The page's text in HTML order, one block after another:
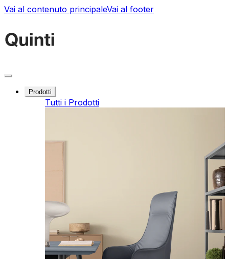
Vai al contenuto principaleVai al footer
Prodotti
Tutti i Prodotti